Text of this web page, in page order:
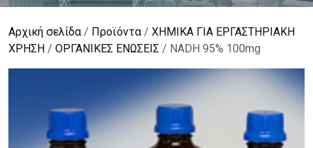
Αρχική σελίδα/ Προϊόντα/ ΧΗΜΙΚΑ ΓΙΑ ΕΡΓΑΣΤΗΡΙΑΚΗ
ΧΡΗΣΗ / ΟΡΓΑΝΙΚΕΣ ΕΝΩΣΕΙΣ / NADH 95% 100mg